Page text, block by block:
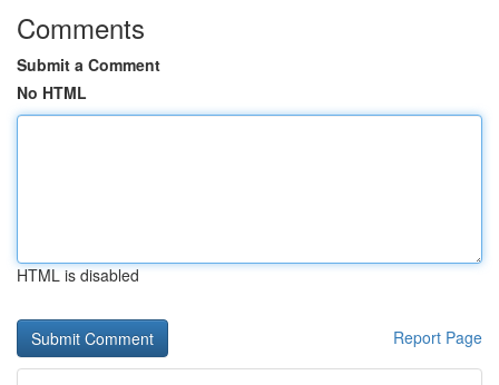
Comments
Submit a Comment
No HTML
HTML is disabled
Report Page